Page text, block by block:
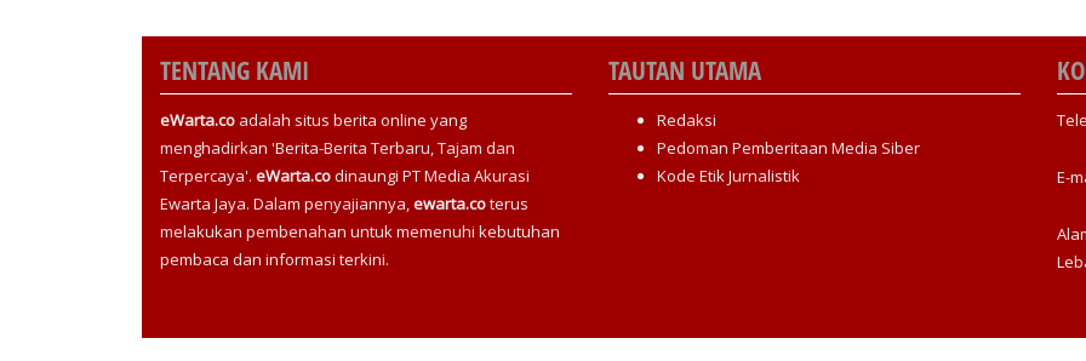
TENTANG KAMI
eWarta.co adalah situs berita online yang
menghadirkan 'Berita-Berita Terbaru, Tajam dan
Terpercaya'. eWarta.codinaungi PT Media Akurasi
Ewarta Jaya. Dalam penyajiannya,ewarta.coterus
melakukan pembenahan untuk memenuhi kebutuhan
pembaca dan informasi terkini.
TAUTAN UTAMA
Redaksi
Pedoman Pemberitaan Media Siber
Kode Etik Jurnalistik
E-